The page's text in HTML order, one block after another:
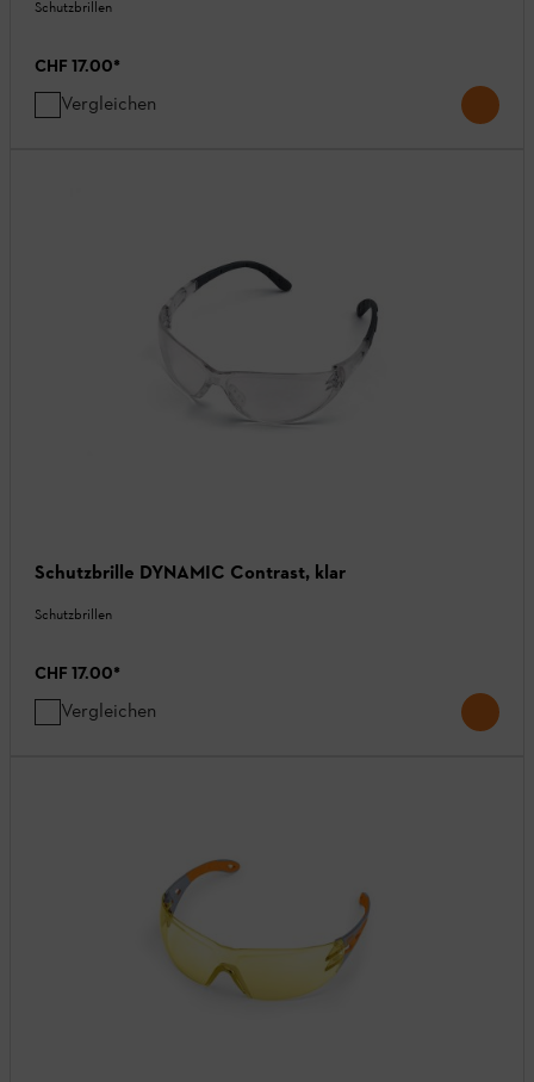
Schutzbrillen
CHF 17.00*
Vergleichen
Schutzbrille DYNAMIC Contrast, klar
Schutzbrillen
CHF 17.00*
Vergleichen